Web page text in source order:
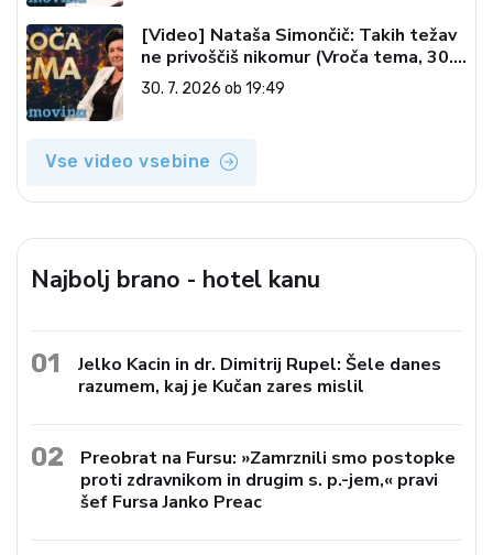
[Video] Nataša Simončič: Takih težav
ne privoščiš nikomur (Vroča tema, 30.
7. 2026)
30. 7. 2026 ob 19:49
Vse video vsebine
Najbolj brano - hotel kanu
01
Jelko Kacin in dr. Dimitrij Rupel: Šele danes
razumem, kaj je Kučan zares mislil
02
Preobrat na Fursu: »Zamrznili smo postopke
proti zdravnikom in drugim s. p.-jem,« pravi
šef Fursa Janko Preac